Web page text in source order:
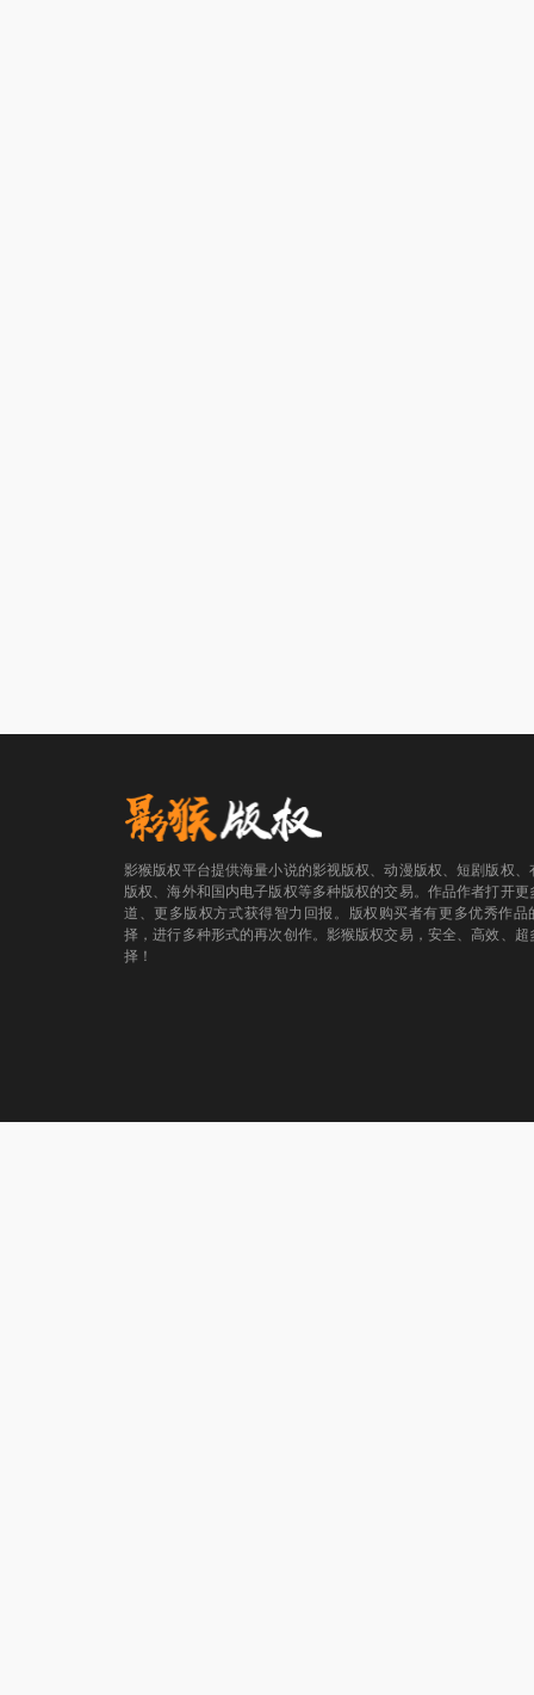
影猴版权平台提供海量小说的影视版权、动漫版权、短剧版权、
版权、海外和国内电子版权等多种版权的交易。作品作者打开更
道、更多版权方式获得智力回报。版权购买者有更多优秀作品
择，进行多种形式的再次创作。影猴版权交易，安全、高效、超
择！